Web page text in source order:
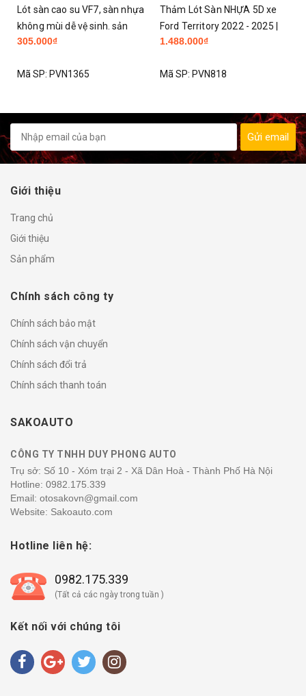
Lót sàn cao su VF7, sàn nhựa
không mùi dễ vệ sinh. sản
phẩm có bán tại hà nội
305.000₫
Mã SP: PVN1365
Thảm Lót Sàn NHỰA 5D xe
Ford Territory 2022 - 2025 |
Hàng Nhựa đúc nguyên khối
1.488.000₫
Mã SP: PVN818
Gửi email
Giới thiệu
Trang chủ
Giới thiệu
Sản phẩm
Chính sách công ty
Chính sách bảo mật
Chính sách vận chuyển
Chính sách đổi trả
Chính sách thanh toán
SAKOAUTO
CÔNG TY TNHH DUY PHONG AUTO
Trụ sở: Số 10 - Xóm trại 2 - Xã Dân Hoà - Thành Phố Hà Nội
Hotline: 0982.175.339
Email: otosakovn@gmail.com
Website: Sakoauto.com
Hotline liên hệ:
0982.175.339
(Tất cả các ngày trong tuần )
Kết nối với chúng tôi